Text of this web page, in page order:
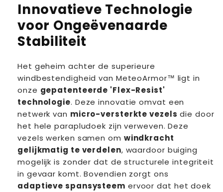
Innovatieve Technologie
voor Ongeëvenaarde
Stabiliteit
Het geheim achter de superieure
windbestendigheid van MeteoArmor™ ligt in
onze gepatenteerde 'Flex-Resist'
technologie. Deze innovatie omvat een
netwerk van micro-versterkte vezels die door
het hele parapludoek zijn verweven. Deze
vezels werken samen om windkracht
gelijkmatig te verdelen, waardoor buiging
mogelijk is zonder dat de structurele integriteit
in gevaar komt. Bovendien zorgt ons
adaptieve spansysteem ervoor dat het doek